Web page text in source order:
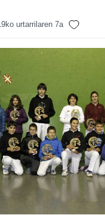
urtarrilaren 7a